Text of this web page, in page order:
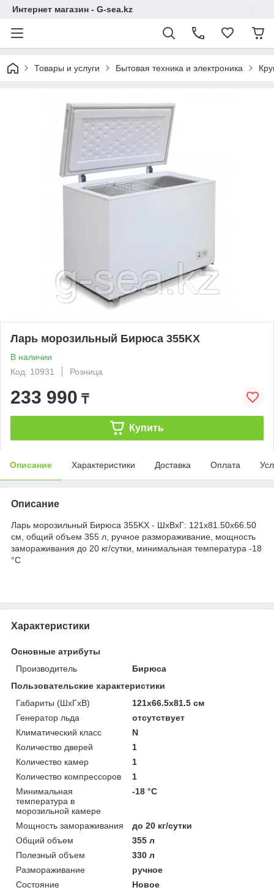
Интернет магазин - G-sea.kz
Товары и услуги Бытовая техника и электроника
Ларь морозильный Бирюса 355KX
В наличии
Код: 10931
Розница
233 990 ₸
Купить
Описание Характеристики Доставка Оплата
Описание
Ларь морозильный Бирюса 355KX - ШхВхГ: 121х81.50х66.50
см, общий объем 355 л, ручное размораживание, мощность
замораживания до 20 кг/сутки, минимальная температура -18
°С
Характеристики
Основные атрибуты
Производитель
Бирюса
Пользовательские характеристики
Габариты (ШxГxВ)
121x66.5x81.5 см
Генератор льда
отсутствует
Климатический класс
N
Количество дверей
1
Количество камер
1
Количество компрессоров
1
Минимальная
температура в
морозильной камере
-18 °C
Мощность замораживания
до 20 кг/cутки
Общий объем
355 л
Полезный объем
330 л
Размораживание
ручное
Состояние
Новое